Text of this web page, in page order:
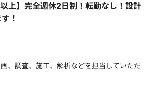
上】完全週休2日制！転勤なし！設計
！
、調査、施工、解析などを担当していただ